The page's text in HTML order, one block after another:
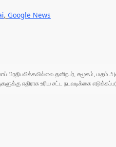
, Google News
சமூகம்,
எதிராக உரிய சட்ட நடவடிக்கை